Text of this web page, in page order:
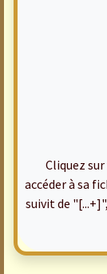
Cliquez
accéder à sa
suivit de